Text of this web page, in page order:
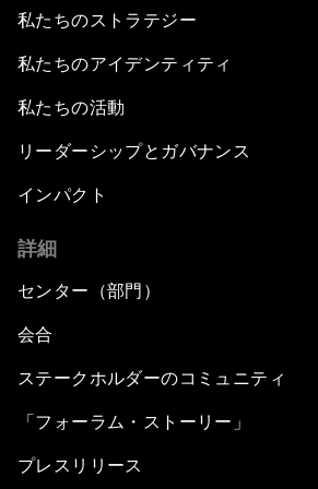
私たちのストラテジー
私たちのアイデンティティ
私たちの活動
リーダーシップとガバナンス
インパクト
詳細
センター（部門）
会合
ステークホルダーのコミュニティ
「フォーラム・ストーリー」
プレスリリース